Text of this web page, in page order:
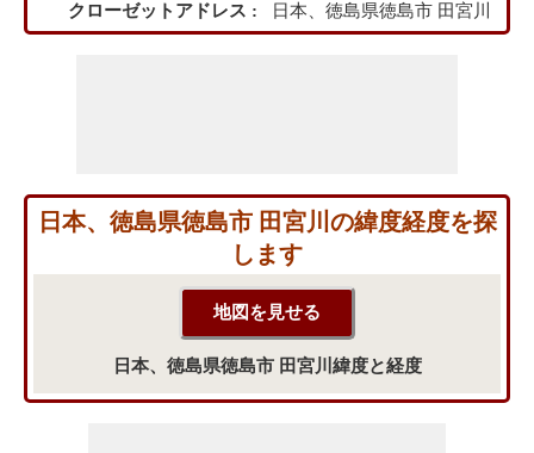
クローゼットアドレス :
日本、徳島県徳島市 田宮川
日本、徳島県徳島市 田宮川の緯度経度を探
します
日本、徳島県徳島市 田宮川緯度と経度